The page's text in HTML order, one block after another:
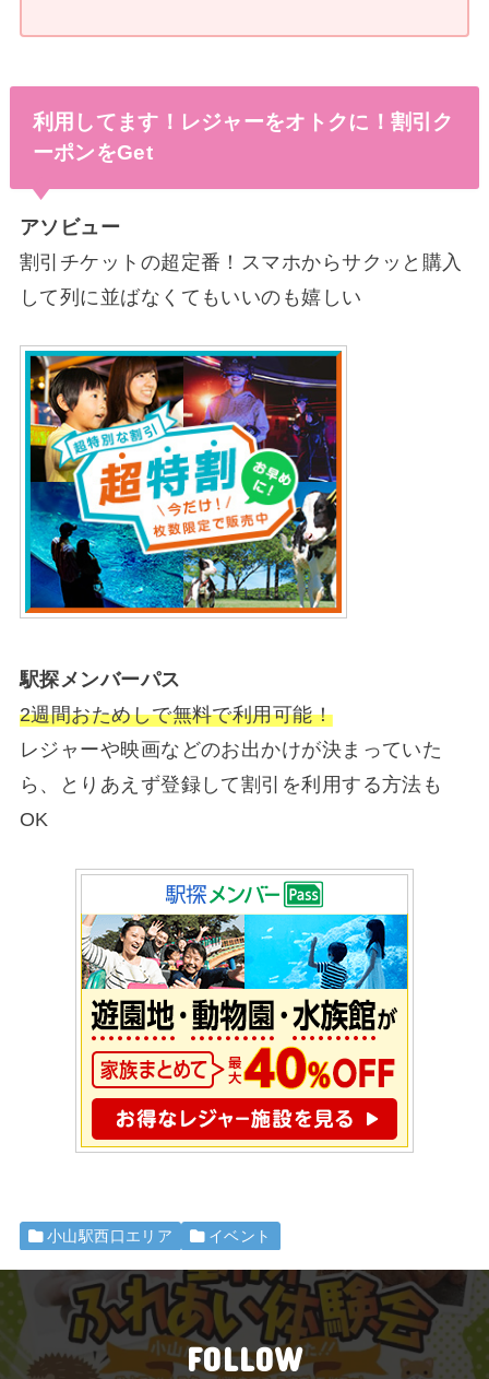
利用してます！レジャーをオトクに！割引ク
ーポンをGet
アソビュー
割引チケットの超定番！スマホからサクッと購入
して列に並ばなくてもいいのも嬉しい
駅探メンバーパス
2週間おためしで無料で利用可能！
レジャーや映画などのお出かけが決まっていた
ら、とりあえず登録して割引を利用する方法も
OK
小山駅西口エリア イベント
FOLLOW